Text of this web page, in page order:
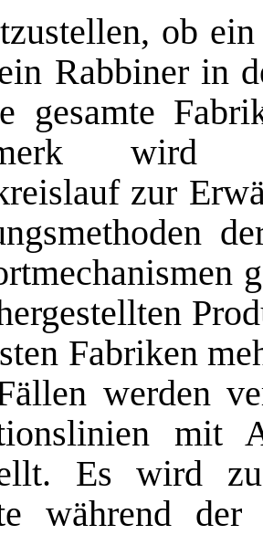
ob
Rabbiner in
gesamte
wird
zur
Fabriken
werden
mit
Es wird
während